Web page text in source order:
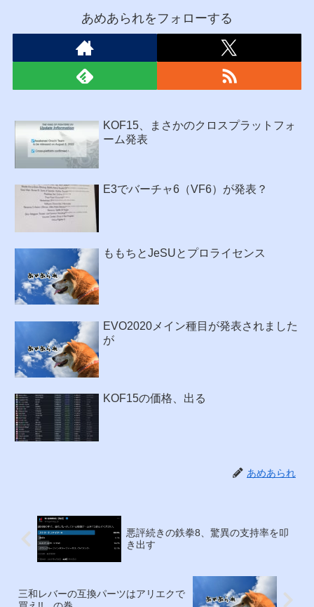
あめあられをフォローする
KOF15、まさかのクロスプラットフォ
ーム発表
E3でバーチャ6（VF6）が発表？
ももちとJeSUとプロライセンス
EVO2020メイン種目が発表されました
が
KOF15の価格、出る
あめあられ
悪評続きの鉄拳8、驚異の支持率を叩
き出す
三和レバーの互換パーツはアリエクで